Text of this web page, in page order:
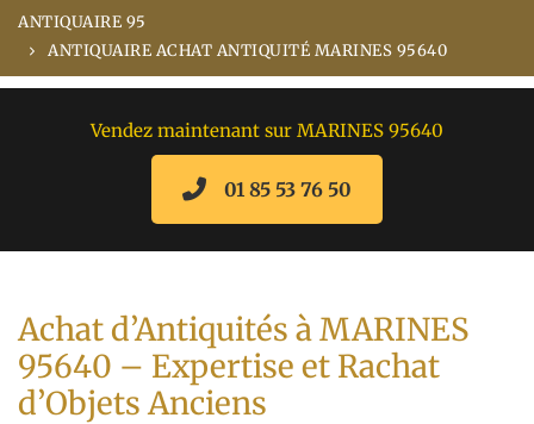
ANTIQUAIRE 95
ANTIQUAIRE ACHAT ANTIQUITÉ MARINES 95640
Vendez maintenant sur MARINES 95640
01 85 53 76 50
Achat d’Antiquités à MARINES
95640 – Expertise et Rachat
d’Objets Anciens